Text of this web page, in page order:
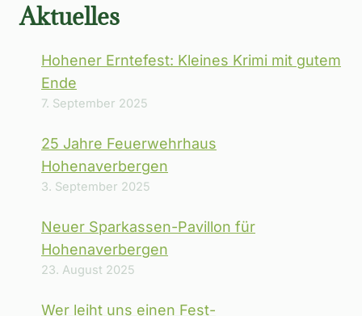
Aktuelles
Hohener Erntefest: Kleines Krimi mit gutem
Ende
7. September 2025
25 Jahre Feuerwehrhaus
Hohenaverbergen
3. September 2025
Neuer Sparkassen-Pavillon für
Hohenaverbergen
23. August 2025
Wer leiht uns einen Fest-